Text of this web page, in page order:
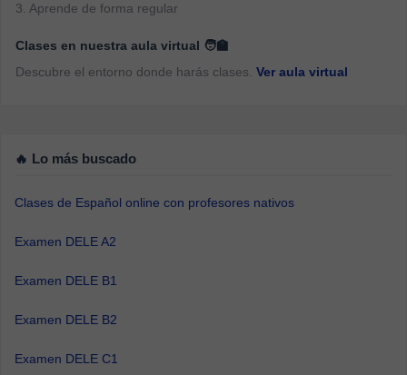
3. Aprende de forma regular
Clases en nuestra aula virtual 🧑‍🏫
Descubre el entorno donde harás clases. Ver aula virtual
🔥 Lo más buscado
Clases de Español online con profesores nativos
Examen DELE A2
Examen DELE B1
Examen DELE B2
Examen DELE C1